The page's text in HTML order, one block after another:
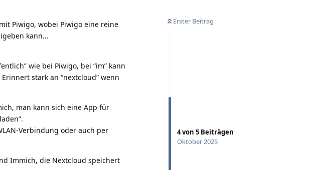
Erster Beitrag
4von 5 Beiträgen
Oktober 2025
Piwigo, wobei Piwigo eine reine
kann…
wie bei Piwigo, bei “im” kann
stark an “nextcloud” wenn
man kann sich eine App für
Verbindung oder auch per
Immich, die Nextcloud speichert